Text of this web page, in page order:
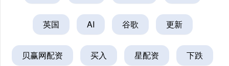
英国 AI 谷歌 更新
贝赢网配资 买入 星配资 下跌